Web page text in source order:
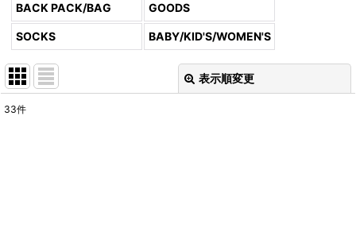
BACK PACK/BAG GOODS
SOCKS BABY/KID'S/WOMEN'S
表示順変更
33件